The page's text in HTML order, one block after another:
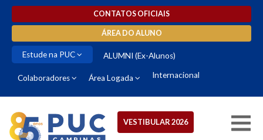
CONTATOS OFICIAIS
ÁREA DO ALUNO
Estude na PUC ALUMNI (Ex-Alunos)
Colaboradores Área Logada Internacional
VESTIBULAR 2026